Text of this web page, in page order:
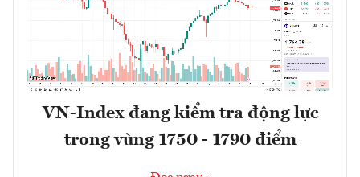
VN-Index đang kiểm tra động lực
trong vùng 1750 - 1790 điểm